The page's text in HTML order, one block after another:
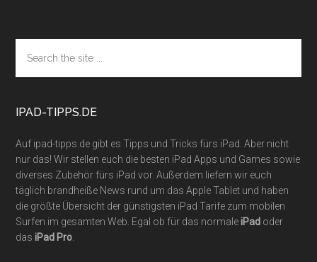
Footer
the
site
IPAD-TIPPS.DE
Auf ipad-tipps.de gibt es Tipps und Tricks fürs iPad. Aber nicht
nur das! Wir stellen euch die besten iPad Apps und Games sowie
diverses Zubehör fürs iPad vor. Außerdem liefern wir euch
täglich brandheiße News rund um das Apple Tablet und haben
die größte Übersicht der günstigsten iPad Tarife zum mobilen
Surfen im gesamten Web. Egal ob für das normaleiPad oder
dasiPad Pro